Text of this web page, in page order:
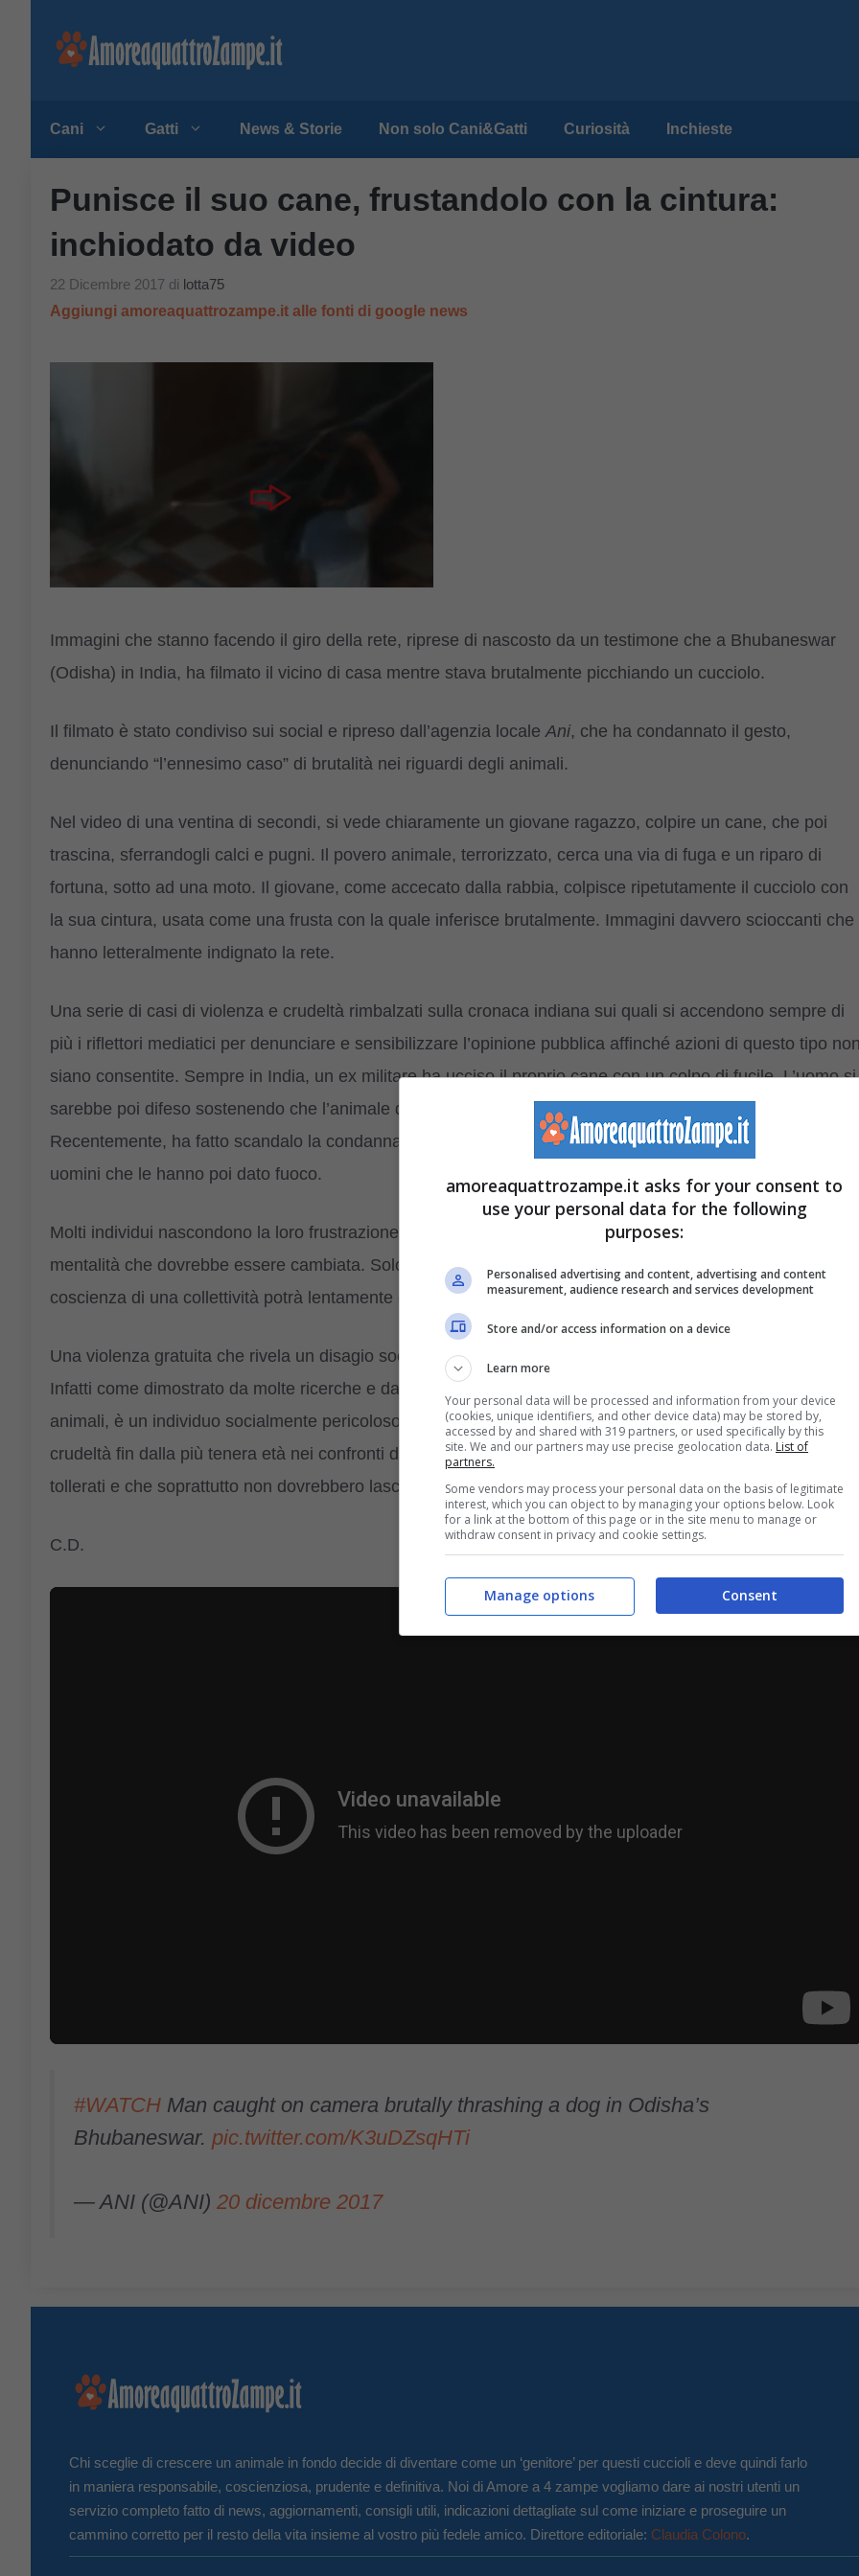
Cani Gatti News & Storie Non solo Cani&Gatti Curiosità Inchieste
Punisce il suo cane, frustandolo con la cintura:
inchiodato da video
22 Dicembre 2017 di lotta75
Aggiungi amoreaquattrozampe.it alle fonti di google news
Immagini che stanno facendo il giro della rete, riprese di nascosto da un testimone che a Bhubaneswar
(Odisha) in India, ha filmato il vicino di casa mentre stava brutalmente picchiando un cucciolo.
Il filmato è stato condiviso sui social e ripreso dall’agenzia localeAni, che ha condannato il gesto,
denunciando “l’ennesimo caso” di brutalità nei riguardi degli animali.
Nel video di una ventina di secondi, si vede chiaramente un giovane ragazzo, colpire un cane, che poi
trascina, sferrandogli calci e pugni. Il povero animale, terrorizzato, cerca una via di fuga e un riparo di
fortuna, sotto ad una moto. Il giovane, come accecato dalla rabbia, colpisce ripetutamente il cucciolo con
la sua cintura, usata come una frusta con la quale inferisce brutalmente. Immagini davvero scioccanti che
hanno letteralmente indignato la rete.
Una serie di casi di violenza e crudeltà rimbalzati sulla cronaca indiana sui quali si accendono sempre di
più i riflettori mediatici per denunciare e sensibilizzare l’opinione pubblica affinché azioni di questo tipo
siano consentite. Sempre in India, un ex militare ha ucciso il proprio cane con un colpo di fucile. L’uomo si
sarebbe poi difeso sostenendo che l’animale doveva essere abbattuto perché diventato ingestibile.
Recentemente, ha fatto scandalo la condanna a morte di un povera scimmia circondata da un gruppo di
uomini che le hanno poi dato fuoco.
Molti individui nascondono la loro frustrazione e rabbia che come sempre ricade su esseri innocenti. Una
mentalità che dovrebbe essere cambiata. Solo denunciando e condannando azioni di questo tipo, la
coscienza di una collettività potrà lentamente cambiare.
Una violenza gratuita che rivela un disagio sociale e tipica di persone pericolose per la stessa società.
Infatti come dimostrato da molte ricerche e dagli stessi psicologi chi compie brutalità nei riguardi degli
animali, è un individuo socialmente pericoloso. Nell’80% dei casi, i killer seriali hanno compiuto azioni di
crudeltà fin dalla più tenera età nei confronti degli animali. Comportamenti che non possono essere
tollerati e che soprattutto non dovrebbero lasciare indifferenti chi vede ma non parla.
C.D.
#WATCH Man caught on camera brutally thrashing a dog in Odisha’s
Bhubaneswar. pic.twitter.com/K3uDZsqHTi
— ANI (@ANI) 20 dicembre 2017
Chi sceglie di crescere un animale in fondo decide di diventare come un ‘genitore’ per questi cuccioli e deve quindi farlo
in maniera responsabile, coscienziosa, prudente e definitiva. Noi di Amore a 4 zampe vogliamo dare ai nostri utenti un
servizio completo fatto di news, aggiornamenti, consigli utili, indicazioni dettagliate sul come iniziare e proseguire un
cammino corretto per il resto della vita insieme al vostro più fedele amico. Direttore editoriale: Claudia Colono.
amoreaquattrozampe.it asks for your consent to
use your personal data for the following
purposes:
Personalised advertising and content, advertising and content
measurement, audience research and services development
Store and/or access information on a device
Learn more
Your personal data will be processed and information from your device
(cookies, unique identifiers, and other device data) may be stored by,
accessed by and shared with 319 partners, or used specifically by this
site. We and our partners may use precise geolocation data. List of
partners.
Some vendors may process your personal data on the basis of legitimate
interest, which you can object to by managing your options below. Look
for a link at the bottom of this page or in the site menu to manage or
withdraw consent in privacy and cookie settings.
Consent
Manage options